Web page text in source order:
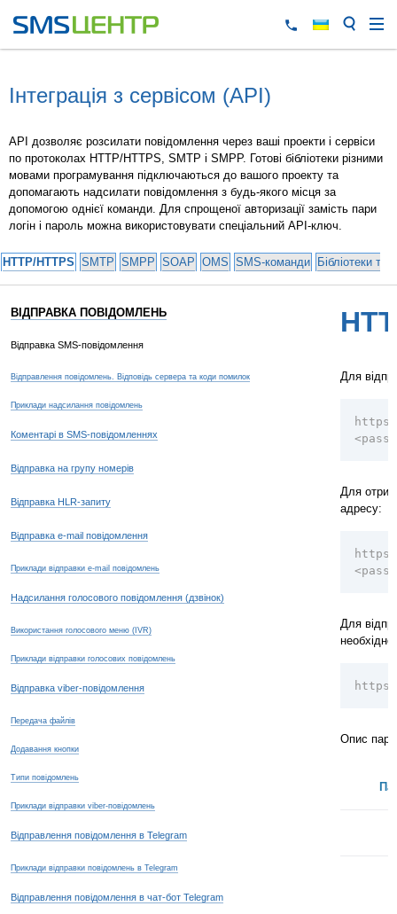
Інтеграція з сервісом (API)
API дозволяє розсилати повідомлення через ваші проекти і сервіси
по протоколах HTTP/HTTPS, SMTP і SMPP. Готові бібліотеки різними
мовами програмування підключаються до вашого проекту та
допомагають надсилати повідомлення з будь-якого місця за
допомогою однієї команди. Для спрощеної авторизації замість пари
логін і пароль можна використовувати спеціальний API-ключ.
HTTP/HTTPS SMTP SMPP SOAP OMS SMS-команди Бібліотеки та
ВІДПРАВКА ПОВІДОМЛЕНЬ
Відправка SMS-повідомлення
Відправлення повідомлень. Відповідь сервера та коди помилок
Приклади надсилання повідомлень
Коментарі в SMS-повідомленнях
Відправка на групу номерів
Відправка HLR-запиту
Відправка e-mail повідомлення
Приклади відправки e-mail повідомлень
Надсилання голосового повідомлення (дзвінок)
Використання голосового меню (IVR)
Приклади відправки голосових повідомлень
Відправка viber-повідомлення
Передача файлів
Додавання кнопки
Типи повідомлень
Приклади відправки viber-повідомлень
Відправлення повідомлення в Telegram
Приклади відправки повідомлень в Telegram
Відправлення повідомлення в чат-бот Telegram
Для
Для
адресу:
Для
Опис